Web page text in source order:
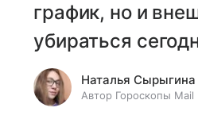
график, но и
убираться
Наталья Сырыгина
Автор Гороскопы Mail